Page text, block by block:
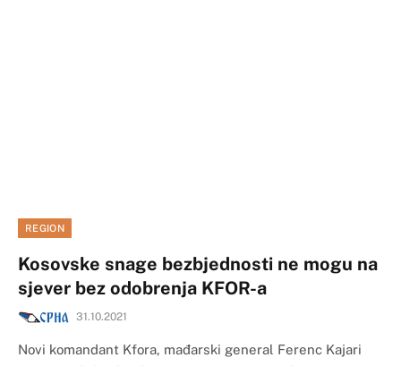
REGION
Kosovske snage bezbjednosti ne mogu na
sjever bez odobrenja KFOR-a
31.10.2021
Novi komandant Kfora, mađarski general Ferenc Kajari